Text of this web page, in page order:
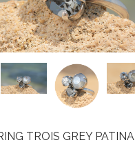
TROIS GREY PATINA